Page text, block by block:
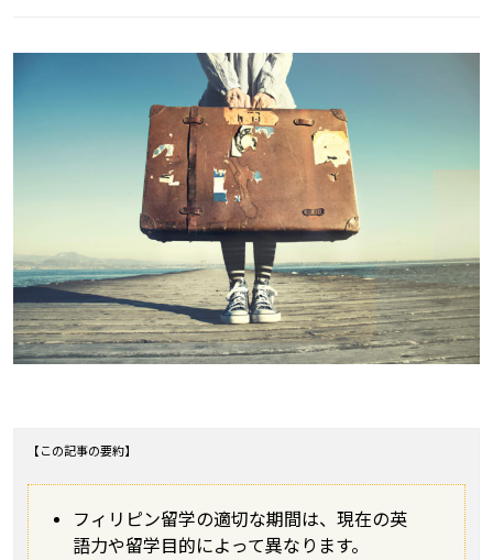
【この記事の要約】
フィリピン留学の適切な期間は、現在の英
語力や留学目的によって異なります。